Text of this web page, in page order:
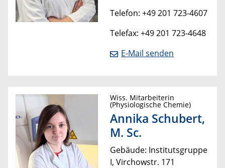
Telefon: +49 201 723-4607
Telefax: +49 201 723-4648
E-Mail senden
Wiss. Mitarbeiterin
(Physiologische Chemie)
Annika Schubert,
M. Sc.
Gebäude: Institutsgruppe
I, Virchowstr. 171